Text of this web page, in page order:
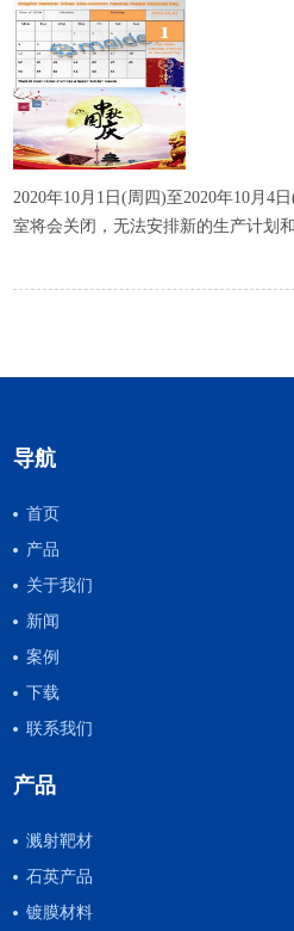
2020年10月1日(周四)至2020年10月4
室将会关闭，无法安排新的生产计划
导航
首页
产品
关于我们
新闻
案例
下载
联系我们
产品
溅射靶材
石英产品
镀膜材料